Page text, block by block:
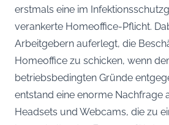
erstmals eine im
verankerte Homeoffice-Pflicht.
Arbeitgebern auferlegt, die
Homeoffice zu schicken, wenn
betriebsbedingten Gründe
entstand eine enorme Nachfrage
Headsets und Webcams, die zu